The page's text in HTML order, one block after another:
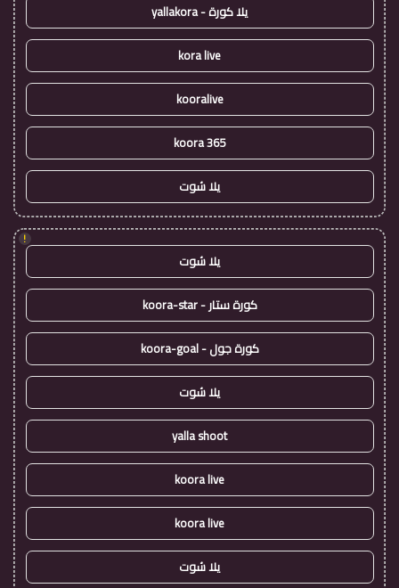
يلا كورة - yallakora
kora live
kooralive
koora 365
يلا شوت
!
يلا شوت
كورة ستار - koora-star
كورة جول - koora-goal
يلا شوت
yalla shoot
koora live
koora live
يلا شوت